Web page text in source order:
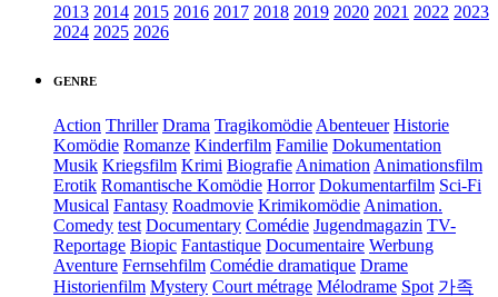
2013 2014 2015 2016 2017 2018 2019 2020 2021 2022 2023
2024 2025 2026
GENRE
Action Thriller Drama Tragikomödie Abenteuer Historie
Komödie Romanze Kinderfilm Familie Dokumentation
Musik Kriegsfilm Krimi Biografie Animation Animationsfilm
Erotik Romantische Komödie Horror Dokumentarfilm Sci-Fi
Musical Fantasy Roadmovie Krimikomödie Animation.
Comedy test Documentary Comédie Jugendmagazin TV-
Reportage Biopic Fantastique Documentaire Werbung
Aventure Fernsehfilm Comédie dramatique Drame
Historienfilm Mystery Court métrage Mélodrame Spot 가족